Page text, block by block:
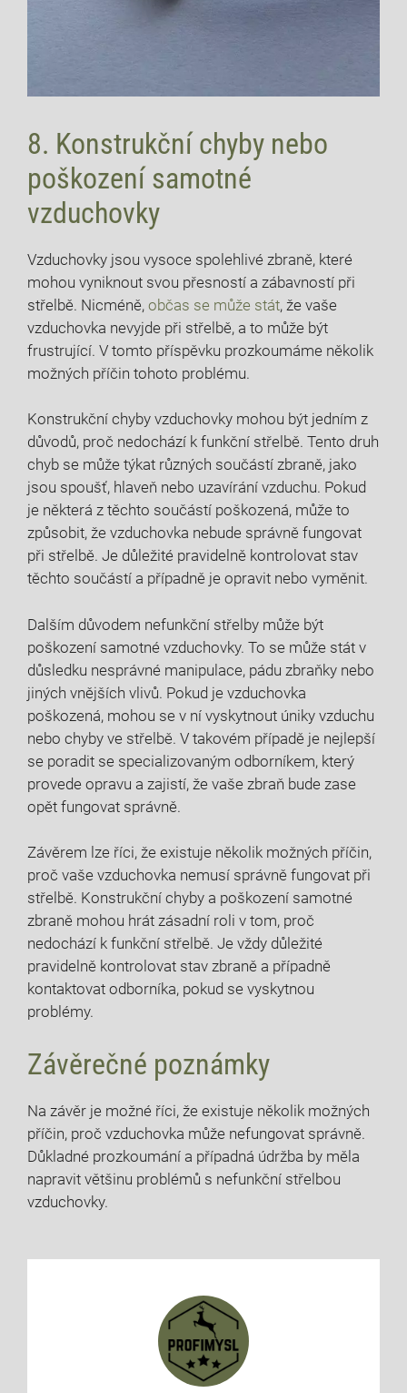
8. Konstrukční chyby nebo
poškození samotné
vzduchovky
Vzduchovky jsou vysoce spolehlivé zbraně, které
mohou vyniknout svou přesností a zábavností při
střelbě. Nicméně, občas se může stát, že vaše
vzduchovka nevyjde při střelbě, a to může být
frustrující. V tomto příspěvku prozkoumáme několik
možných příčin tohoto problému.
Konstrukční chyby vzduchovky mohou být jedním z
důvodů, proč nedochází k funkční střelbě. Tento druh
chyb se může týkat různých součástí zbraně, jako
jsou spoušť, hlaveň nebo uzavírání vzduchu. Pokud
je některá z těchto součástí poškozená, může to
způsobit, že vzduchovka nebude správně fungovat
při střelbě. Je důležité pravidelně kontrolovat stav
těchto součástí a případně je opravit nebo vyměnit.
Dalším důvodem nefunkční střelby může být
poškození samotné vzduchovky. To se může stát v
důsledku nesprávné manipulace, pádu zbraňky nebo
jiných vnějších vlivů. Pokud je vzduchovka
poškozená, mohou se v ní vyskytnout úniky vzduchu
nebo chyby ve střelbě. V takovém případě je nejlepší
se poradit se specializovaným odborníkem, který
provede opravu a zajistí, že vaše zbraň bude zase
opět fungovat správně.
Závěrem lze říci, že existuje několik možných příčin,
proč vaše vzduchovka nemusí správně fungovat při
střelbě. Konstrukční chyby a poškození samotné
zbraně mohou hrát zásadní roli v tom, proč
nedochází k funkční střelbě. Je vždy důležité
pravidelně kontrolovat stav zbraně a případně
kontaktovat odborníka, pokud se vyskytnou
problémy.
Závěrečné poznámky
Na závěr je možné říci, že existuje několik možných
příčin, proč vzduchovka může nefungovat správně.
Důkladné prozkoumání a případná údržba by měla
napravit většinu problémů s nefunkční střelbou
vzduchovky.